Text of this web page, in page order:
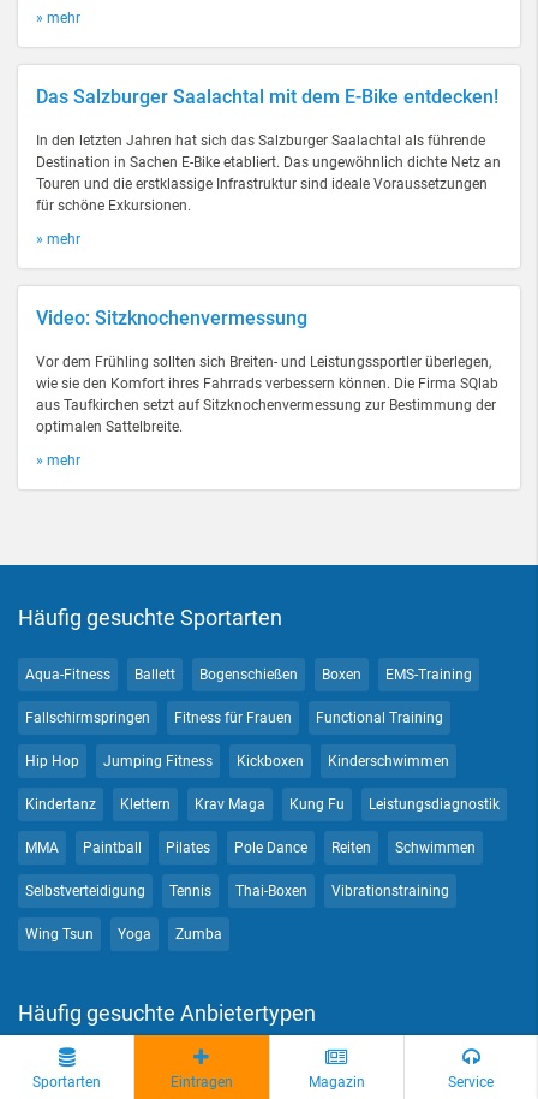
» mehr
Das Salzburger Saalachtal mit dem E-Bike entdecken!
In den letzten Jahren hat sich das Salzburger Saalachtal als führende
Destination in Sachen E-Bike etabliert. Das ungewöhnlich dichte Netz an
Touren und die erstklassige Infrastruktur sind ideale Voraussetzungen
für schöne Exkursionen.
» mehr
Video: Sitzknochenvermessung
Vor dem Frühling sollten sich Breiten- und Leistungssportler überlegen,
wie sie den Komfort ihres Fahrrads verbessern können. Die Firma SQlab
aus Taufkirchen setzt auf Sitzknochenvermessung zur Bestimmung der
optimalen Sattelbreite.
» mehr
Häufig gesuchte Sportarten
Aqua-Fitness Ballett Bogenschießen Boxen EMS-Training
Fallschirmspringen Fitness für Frauen Functional Training
Hip Hop Jumping Fitness Kickboxen Kinderschwimmen
Kindertanz Klettern Krav Maga Kung Fu Leistungsdiagnostik
MMA Paintball Pilates Pole Dance Reiten Schwimmen
Selbstverteidigung Tennis Thai-Boxen Vibrationstraining
Wing Tsun Yoga Zumba
Häufig gesuchte Anbietertypen
EMS-Studio
Sportarten Eintragen Magazin Service